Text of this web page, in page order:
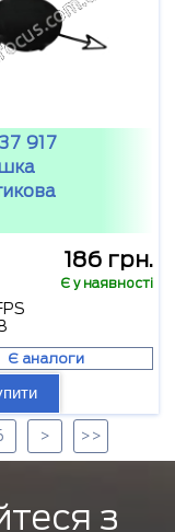
917
186 грн.
Є у наявності
Є аналоги
> >>
з